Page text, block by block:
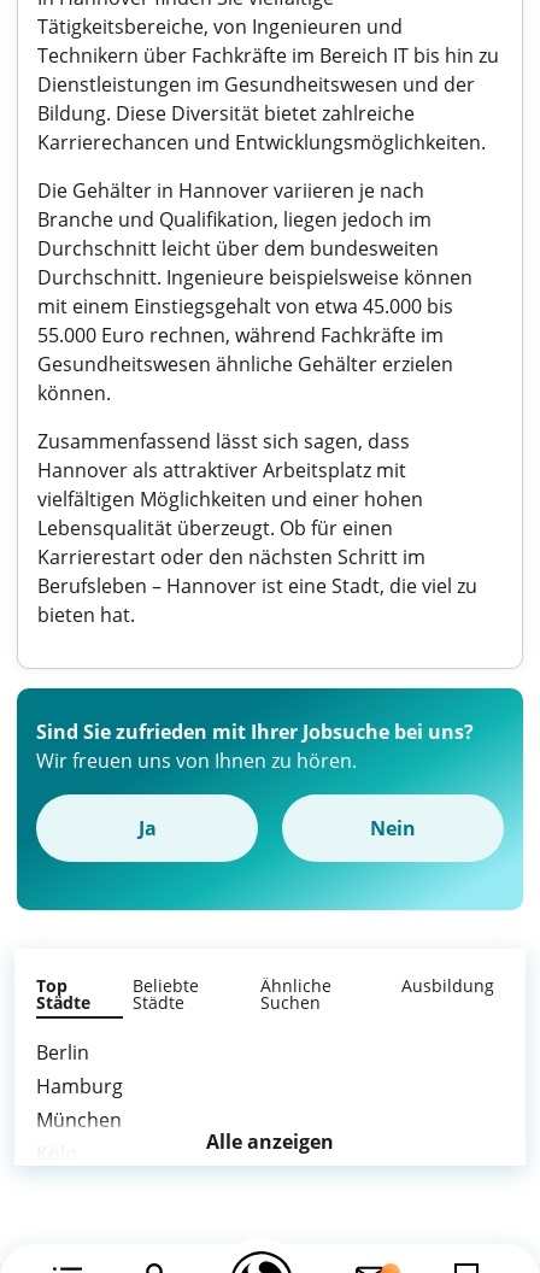
Tätigkeitsbereiche, von Ingenieuren und
Technikern über Fachkräfte im Bereich IT bis hin zu
Dienstleistungen im Gesundheitswesen und der
Bildung. Diese Diversität bietet zahlreiche
Karrierechancen und Entwicklungsmöglichkeiten.
Die Gehälter in Hannover variieren je nach
Branche und Qualifikation, liegen jedoch im
Durchschnitt leicht über dem bundesweiten
Durchschnitt. Ingenieure beispielsweise können
mit einem Einstiegsgehalt von etwa 45.000 bis
55.000 Euro rechnen, während Fachkräfte im
Gesundheitswesen ähnliche Gehälter erzielen
können.
Zusammenfassend lässt sich sagen, dass
Hannover als attraktiver Arbeitsplatz mit
vielfältigen Möglichkeiten und einer hohen
Lebensqualität überzeugt. Ob für einen
Karrierestart oder den nächsten Schritt im
Berufsleben – Hannover ist eine Stadt, die viel zu
bieten hat.
Sind Sie zufrieden mit Ihrer Jobsuche bei uns?
Wir freuen uns von Ihnen zu hören.
Ja Nein
Top
Städte
Beliebte
Städte
Ähnliche
Suchen
Ausbildung
Berlin
Hamburg
München
Alle anzeigen